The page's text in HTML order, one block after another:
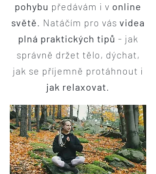
pohybu předávám i v online
světě. Natáčím pro vás videa
plná praktických tipů - jak
správně držet tělo, dýchat,
jak se příjemně protáhnout i
jak relaxovat.